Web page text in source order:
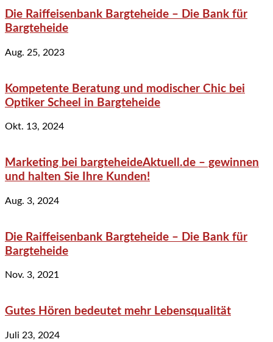
Die Raiffeisenbank Bargteheide – Die Bank für
Bargteheide
Aug. 25, 2023
Kompetente Beratung und modischer Chic bei
Optiker Scheel in Bargteheide
Okt. 13, 2024
Marketing bei bargteheideAktuell.de – gewinnen
und halten Sie Ihre Kunden!
Aug. 3, 2024
Die Raiffeisenbank Bargteheide – Die Bank für
Bargteheide
Nov. 3, 2021
Gutes Hören bedeutet mehr Lebensqualität
Juli 23, 2024